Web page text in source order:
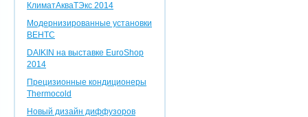
КлиматАкваТЭкс 2014
Модернизированные установки
ВЕНТС
DAIKIN на выставке EuroShop
2014
Прецизионные кондиционеры
Thermocold
Новый дизайн диффузоров